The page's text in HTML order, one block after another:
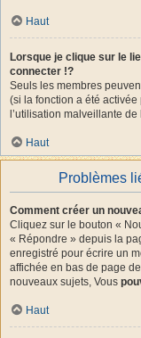
Haut
Lorsque je clique sur le
connecter !?
Seuls les membres
(si la fonction a été
l’utilisation malveillante
Haut
Problèmes
Comment créer un
Cliquez sur le bouton «
« Répondre » depuis la
enregistré pour écrire un
affichée en bas de page
nouveaux sujets, Vous
Haut